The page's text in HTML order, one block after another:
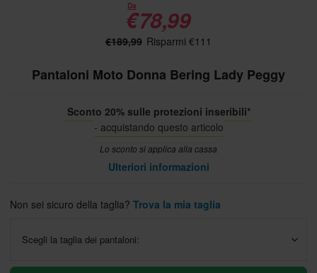
Da
€78,99
€189,99 Risparmi €111
Pantaloni Moto Donna Bering Lady Peggy
Sconto 20% sulle protezioni inseribili*
- acquistando questo articolo
Lo sconto si applica alla cassa
Ulteriori informazioni
Non sei sicuro della taglia? Trova la mia taglia
Scegli la taglia dei pantaloni: